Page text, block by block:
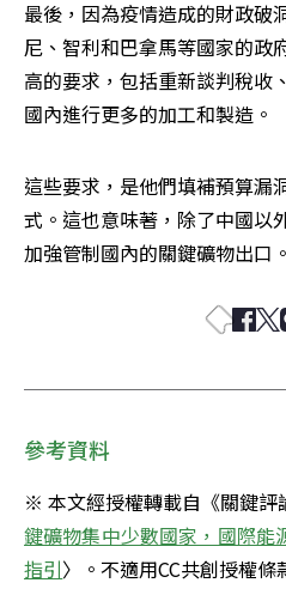
最後，因為疫情造成的財政破
尼、智利和巴拿馬等國家的政
高的要求，包括重新談判稅收
國內進行更多的加工和製造。
這些要求，是他們填補預算漏
式。這也意味著，除了中國以
加強管制國內的關鍵礦物出口。
參考資料
※ 本文經授權轉載自《關鍵評
鍵礦物集中少數國家，國際能
指引〉。不適用CC共創授權條